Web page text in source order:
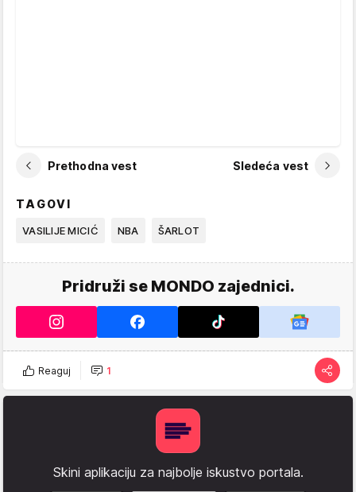
Prethodna vest Sledeća vest
TAGOVI
VASILIJE MICIĆ NBA ŠARLOT
Pridruži se MONDO zajednici.
Reaguj 1
Skini aplikaciju za najbolje iskustvo portala.